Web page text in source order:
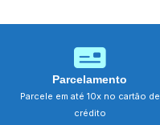
Parcelamento
Parcele em até 10x no cartão de
crédito